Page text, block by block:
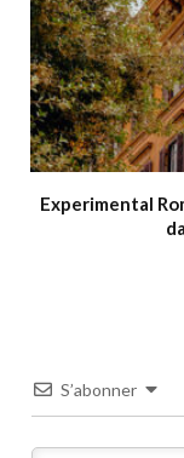
Experimental
S’abonner